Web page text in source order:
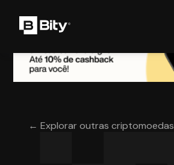
← Explorar outras criptomoedas